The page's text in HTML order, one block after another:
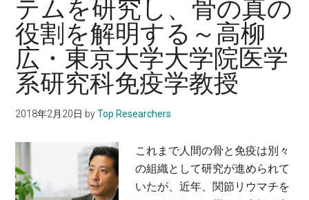
学
研
究
所
チ
リ
ー
ダ
技
術
で、
細
胞
の
長
ゆ
ら
テムを研究し、骨の真の
役割を解明する～高柳
広・東京大学大学院医学
系研究科免疫学教授
2018年2月20日 byTop Researchers
これまで人間の骨と免疫は別々
の組織として研究が進められて
いたが、近年、関節リウマチを